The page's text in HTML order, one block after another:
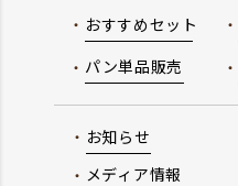
おすすめセット
パン単品販売
お知らせ
メディア情報